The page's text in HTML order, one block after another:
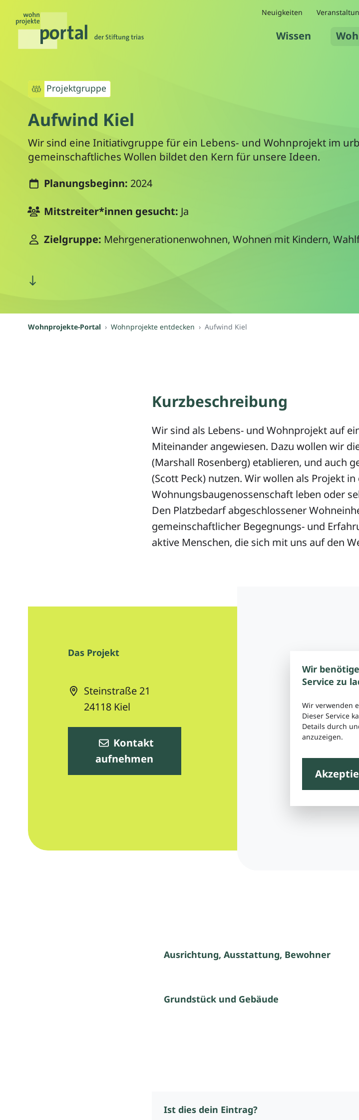
Wissen
Neuigkeiten
Projektgruppe
Aufwind Kiel
Wir sind eine Initiativgruppe für ein Lebens- und Wohnprojekt im
gemeinschaftliches Wollen bildet den Kern für unsere Ideen.
Planungsbeginn: 2024
Mitstreiter*innen gesucht: Ja
Zielgruppe: Mehrgenerationenwohnen, Wohnen mit Kindern,
Wohnprojekte-Portal Wohnprojekte entdecken Aufwind Kiel
Kurzbeschreibung
Wir sind als Lebens- und Wohnprojekt auf
Miteinander angewiesen. Dazu wollen wir
(Marshall Rosenberg) etablieren, und auch
(Scott Peck) nutzen. Wir wollen als Projekt in
Wohnungsbaugenossenschaft leben oder
Den Platzbedarf abgeschlossener
gemeinschaftlicher Begegnungs- und
aktive Menschen, die sich mit uns auf den
Das Projekt
Steinstraße 21
24118 Kiel
Kontakt
aufnehmen
Wir
Service zu
Wir verwenden
Dieser Service
Details durch
anzuzeigen.
Ausrichtung, Ausstattung, Bewohner
Grundstück und Gebäude
Ist dies dein Eintrag?